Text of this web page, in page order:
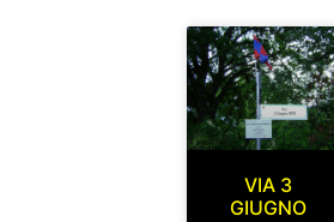
VIA 3
GIUGNO